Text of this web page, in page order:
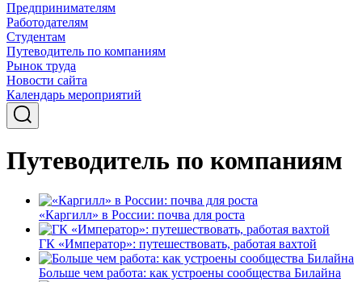
Предпринимателям
Работодателям
Студентам
Путеводитель по компаниям
Рынок труда
Новости сайта
Календарь мероприятий
Путеводитель по компаниям
«Каргилл» в России: почва для роста
ГК «Император»: путешествовать, работая вахтой
Больше чем работа: как устроены сообщества Билайна